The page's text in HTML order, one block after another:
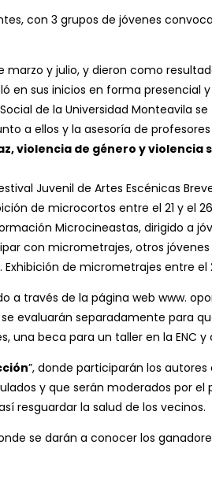
con 3 grupos de jóvenes
y julio, y dieron como
sus inicios en forma presencial
de la Universidad Monteavila
a ellos y la asesoría de
violencia de género y
Juvenil de Artes Escénicas
de microcortos entre el 21 y el
Microcineastas, dirigido a
con micrometrajes, otros
de micrometrajes entre
través de la página web www.
evaluarán separadamente para
una beca para un taller en la ENC
”, donde participarán los
y que serán moderados por
resguardar la salud de los vecinos.
se darán a conocer los